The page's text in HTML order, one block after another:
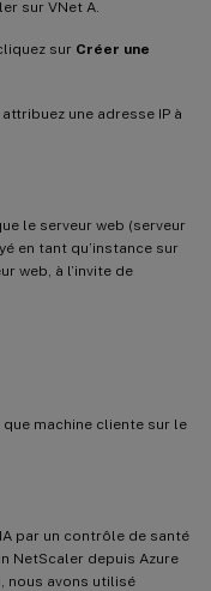
sur VNet A.
sur Créer une
une adresse IP à
le serveur web (serveur
en tant qu’instance sur
web, à l’invite de
que machine cliente sur le
par un contrôle de santé
NetScaler depuis Azure
nous avons utilisé